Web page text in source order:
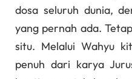
dosa seluruh dunia,
yang pernah ada.
situ. Melalui Wahyu
penuh dari karya